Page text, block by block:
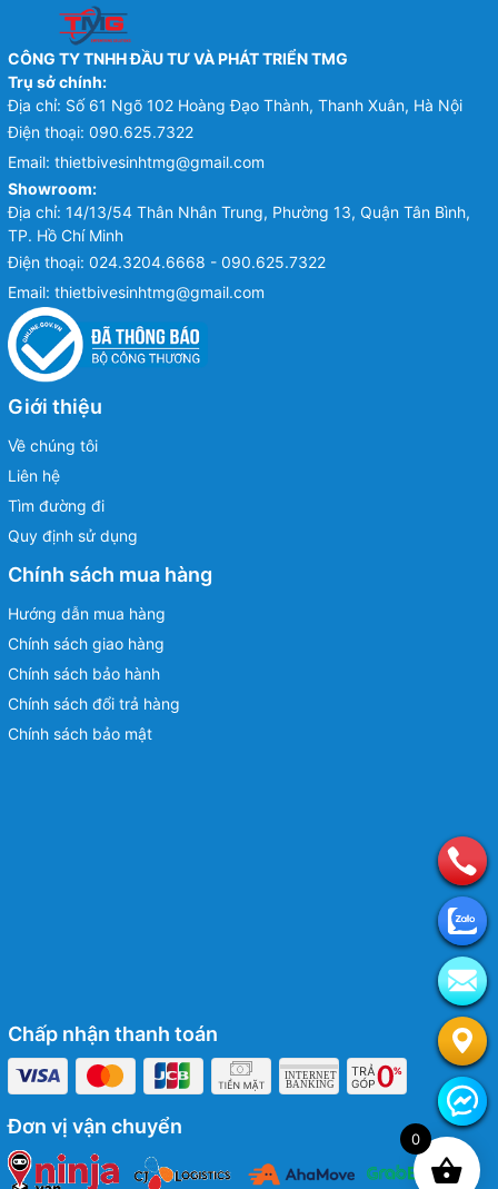
CÔNG TY TNHH ĐẦU TƯ VÀ PHÁT TRIỂN TMG
Trụ sở chính:
Địa chỉ: Số 61 Ngõ 102 Hoàng Đạo Thành, Thanh Xuân, Hà Nội
Điện thoại: 090.625.7322
Email: thietbivesinhtmg@gmail.com
Showroom:
Địa chỉ: 14/13/54 Thân Nhân Trung, Phường 13, Quận Tân Bình,
TP. Hồ Chí Minh
Điện thoại: 024.3204.6668 - 090.625.7322
Email: thietbivesinhtmg@gmail.com
Giới thiệu
Về chúng tôi
Liên hệ
Tìm đường đi
Quy định sử dụng
Chính sách mua hàng
Hướng dẫn mua hàng
Chính sách giao hàng
Chính sách bảo hành
Chính sách đổi trả hàng
Chính sách bảo mật
Chấp nhận thanh toán
Đơn vị vận chuyển
0